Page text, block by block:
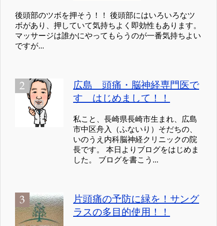
後頭部のツボを押そう！！ 後頭部にはいろいろなツ
ボがあり、押していて気持ちよく即効性もあります。
マッサージは誰かにやってもらうのが一番気持ちよい
ですが...
広島 頭痛・脳神経専門医で
す はじめまして！！
私こと、長崎県長崎市生まれ、広島
市中区舟入（ふないり）そだちの、
いのうえ内科脳神経クリニックの院
長です。 本日よりブログをはじめま
した。 ブログを書こう...
片頭痛の予防に緑を！サング
ラスの多目的使用！！